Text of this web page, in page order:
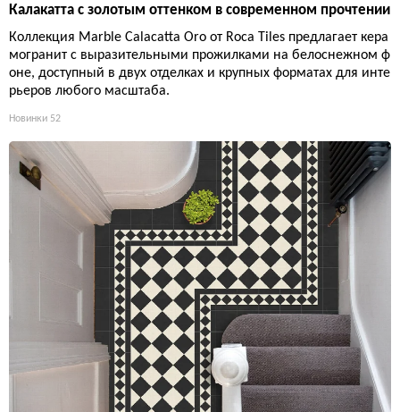
Калакатта с золотым оттенком в современном прочтении
Коллекция Marble Calacatta Oro от Roca Tiles предлагает кера
могранит с выразительными прожилками на белоснежном ф
оне, доступный в двух отделках и крупных форматах для инте
рьеров любого масштаба.
Новинки 52